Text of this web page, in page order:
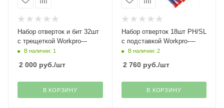
Набор отверток и бит 32шт
с трещеткой Workpro---
В наличии: 1
2 000 руб./шт
В КОРЗИНУ
Набор отверток 18шт PH/SL
с подставкой Workpro----
В наличии: 2
2 760руб./шт
В КОРЗИНУ